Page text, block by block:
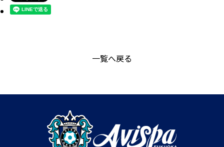
一覧へ戻る